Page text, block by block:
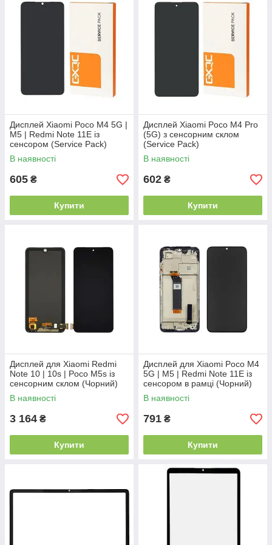
Дисплей Xiaomi Poco M4 5G |
M5 | Redmi Note 11E із
сенсором (Service Pack)
В наявності
605 ₴
Купити
Дисплей Xiaomi Poco M4 Pro
(5G) з сенсорним склом
(Service Pack)
В наявності
602 ₴
Купити
Дисплей для Xiaomi Redmi
Note 10 | 10s | Poco M5s із
сенсорним склом (Чорний)
Original
В наявності
3 164 ₴
Купити
Дисплей для Xiaomi Poco M4
5G | M5 | Redmi Note 11E із
сенсором в рамці (Чорний)
Оригінал Китай
В наявності
791 ₴
Купити